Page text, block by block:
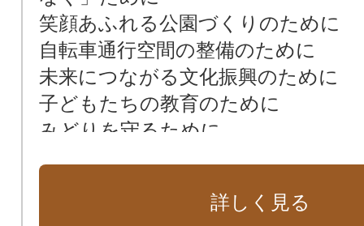
笑顔あふれる公園づくりのために
自転車通行空間の整備のために
未来につながる文化振興のために
子どもたちの教育のために
みどりを守るために
詳しく見る